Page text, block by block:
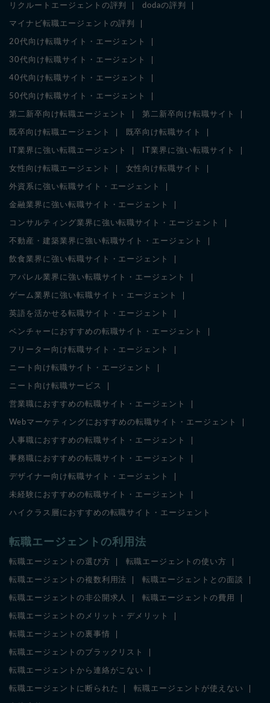
リクルートエージェントの評判 dodaの評判
マイナビ転職エージェントの評判
20代向け転職サイト・エージェント
30代向け転職サイト・エージェント
40代向け転職サイト・エージェント
50代向け転職サイト・エージェント
第二新卒向け転職エージェント 第二新卒向け転職サイト
既卒向け転職エージェント 既卒向け転職サイト
IT業界に強い転職エージェント IT業界に強い転職サイト
女性向け転職エージェント 女性向け転職サイト
外資系に強い転職サイト・エージェント
金融業界に強い転職サイト・エージェント
コンサルティング業界に強い転職サイト・エージェント
不動産・建築業界に強い転職サイト・エージェント
飲食業界に強い転職サイト・エージェント
アパレル業界に強い転職サイト・エージェント
ゲーム業界に強い転職サイト・エージェント
英語を活かせる転職サイト・エージェント
ベンチャーにおすすめの転職サイト・エージェント
フリーター向け転職サイト・エージェント
ニート向け転職サイト・エージェント
ニート向け転職サービス
営業職におすすめの転職サイト・エージェント
Webマーケティングにおすすめの転職サイト・エージェント
人事職におすすめの転職サイト・エージェント
事務職におすすめの転職サイト・エージェント
デザイナー向け転職サイト・エージェント
未経験におすすめの転職サイト・エージェント
ハイクラス層におすすめの転職サイト・エージェント
転職エージェントの利用法
転職エージェントの選び方 転職エージェントの使い方
転職エージェントの複数利用法 転職エージェントとの面談
転職エージェントの非公開求人 転職エージェントの費用
転職エージェントのメリット・デメリット
転職エージェントの裏事情
転職エージェントのブラックリスト
転職エージェントから連絡がこない
転職エージェントに断られた 転職エージェントが使えない